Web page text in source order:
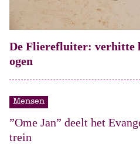
De Flierefluiter: verhitte
ogen
Mensen
”Ome Jan” deelt het
trein